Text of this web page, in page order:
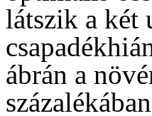
látszik a két
ábrán a